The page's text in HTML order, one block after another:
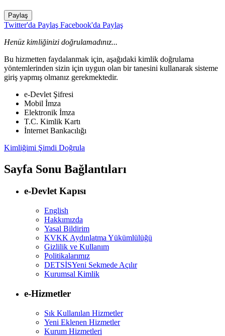
Paylaş
Twitter'da Paylaş Facebook'da Paylaş
Henüz kimliğinizi doğrulamadınız...
Bu hizmetten faydalanmak için, aşağıdaki kimlik doğrulama
yöntemlerinden sizin için uygun olan bir tanesini kullanarak sisteme
giriş yapmış olmanız gerekmektedir.
e-Devlet Şifresi
Mobil İmza
Elektronik İmza
T.C. Kimlik Kartı
İnternet Bankacılığı
Kimliğimi Şimdi Doğrula
Sayfa Sonu Bağlantıları
e-Devlet Kapısı
English
Hakkımızda
Yasal Bildirim
KVKK Aydınlatma Yükümlülüğü
Gizlilik ve Kullanım
Politikalarımız
DETSİSYeni Sekmede Açılır
Kurumsal Kimlik
e-Hizmetler
Sık Kullanılan Hizmetler
Yeni Eklenen Hizmetler
Kurum Hizmetleri